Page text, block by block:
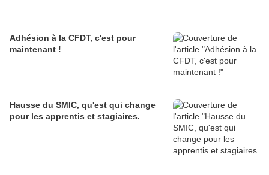
Adhésion à la CFDT, c'est pour
maintenant !
Hausse du SMIC, qu'est qui change
pour les apprentis et stagiaires.